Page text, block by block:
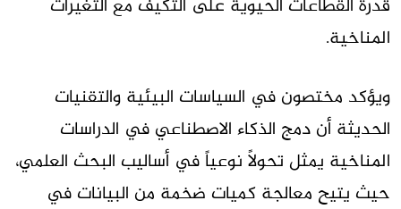
قدرة القطاعات الحيوية على التكيف مع التغيرات
المناخية.
ويؤكد مختصون في السياسات البيئية والتقنيات
الحديثة أن دمج الذكاء الاصطناعي في الدراسات
المناخية يمثل تحولاً نوعياً في أساليب البحث العلمي،
حيث يتيح معالجة كميات ضخمة من البيانات في